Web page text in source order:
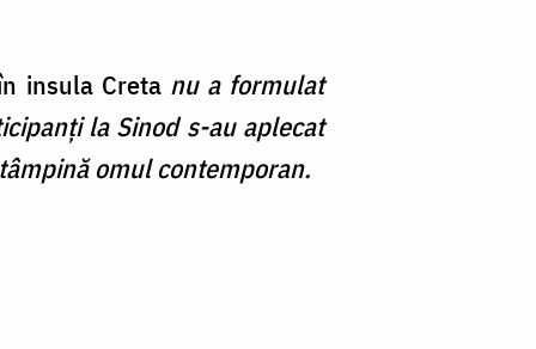
insula Creta nu a formulat
la Sinod s-au aplecat
omul contemporan.